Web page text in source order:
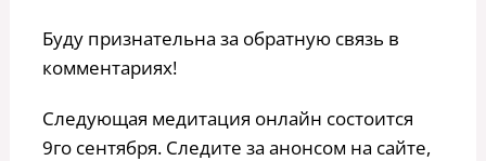
Буду признательна за обратную связь в
комментариях!
Следующая медитация онлайн состоится
9го сентября. Следите за анонсом на сайте,